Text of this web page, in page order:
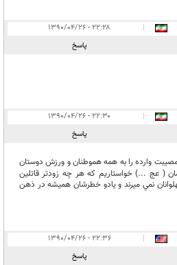
|
۲۲:۲۸ - ۱۳۹۰/۰۴/۲۶
پاسخ
|
۲۲:۳۰ - ۱۳۹۰/۰۴/۲۶
پاسخ
وارده را به همه هموطنان و ورزش دوستان
( عج ...) خواستاريم كه هر چه زودتر قاتلين
نمي ميرند و يادو خطرشان هميشه در ذهن
|
۲۲:۳۶ - ۱۳۹۰/۰۴/۲۶
پاسخ